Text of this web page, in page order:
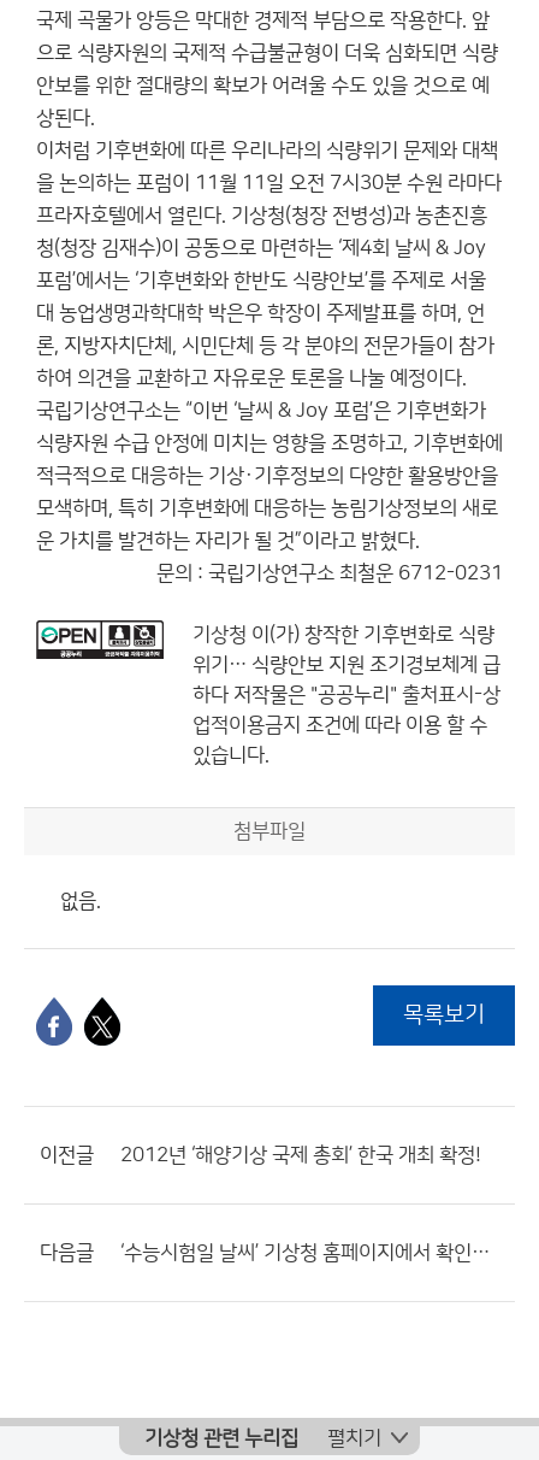
국제 곡물가 앙등은 막대한 경제적 부담으로 작용한다. 앞
으로 식량자원의 국제적 수급불균형이 더욱 심화되면 식량
안보를 위한 절대량의 확보가 어려울 수도 있을 것으로 예
상된다.
이처럼 기후변화에 따른 우리나라의 식량위기 문제와 대책
을 논의하는 포럼이 11월 11일 오전 7시30분 수원 라마다
프라자호텔에서 열린다. 기상청(청장 전병성)과 농촌진흥
청(청장 김재수)이 공동으로 마련하는 ‘제4회 날씨 & Joy
포럼’에서는 ‘기후변화와 한반도 식량안보’를 주제로 서울
대 농업생명과학대학 박은우 학장이 주제발표를 하며, 언
론, 지방자치단체, 시민단체 등 각 분야의 전문가들이 참가
하여 의견을 교환하고 자유로운 토론을 나눌 예정이다.
국립기상연구소는 “이번 ‘날씨 & Joy 포럼’은 기후변화가
식량자원 수급 안정에 미치는 영향을 조명하고, 기후변화에
적극적으로 대응하는 기상·기후정보의 다양한 활용방안을
모색하며, 특히 기후변화에 대응하는 농림기상정보의 새로
운 가치를 발견하는 자리가 될 것”이라고 밝혔다.
문의 : 국립기상연구소 최철운 6712-0231
기상청 이(가) 창작한 기후변화로 식량
위기… 식량안보 지원 조기경보체계 급
하다 저작물은 "공공누리" 출처표시-상
업적이용금지 조건에 따라 이용 할 수
있습니다.
첨부파일
없음.
목록보기
이전글 2012년 ‘해양기상 국제 총회’ 한국 개최 확정!
다음글 ‘수능시험일 날씨’ 기상청 홈페이지에서 확인하세요!
기상청 관련 누리집 펼치기